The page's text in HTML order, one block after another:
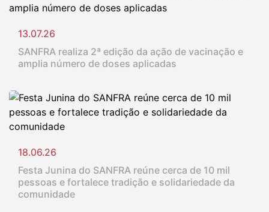
13.07.26
SANFRA realiza 2ª edição da ação de vacinação e
amplia número de doses aplicadas
18.06.26
Festa Junina do SANFRA reúne cerca de 10 mil
pessoas e fortalece tradição e solidariedade da
comunidade